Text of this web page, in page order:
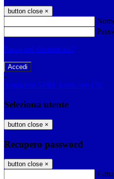
button close ×
Password dimenticata?
-
Entra con SPID Entra con CIE
Seleziona utente
button close ×
Recupero password
button close ×
E-